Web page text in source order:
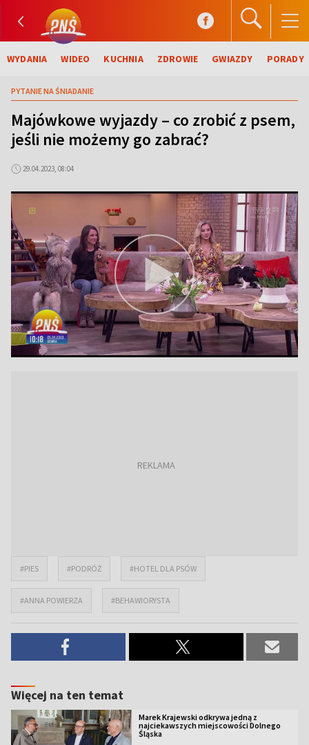
WYDANIA WIDEO KUCHNIA ZDROWIE GWIAZDY PORADY
PYTANIE NA ŚNIADANIE
Majówkowe wyjazdy – co zrobić z psem,
jeśli nie możemy go zabrać?
29.04.2023, 08:04
#PIES #PODRÓŻ #HOTEL DLA PSÓW
#ANNA POWIERZA #BEHAWIORYSTA
Więcej na ten temat
Marek Krajewski odkrywa jedną z
najciekawszych miejscowości Dolnego
Śląska